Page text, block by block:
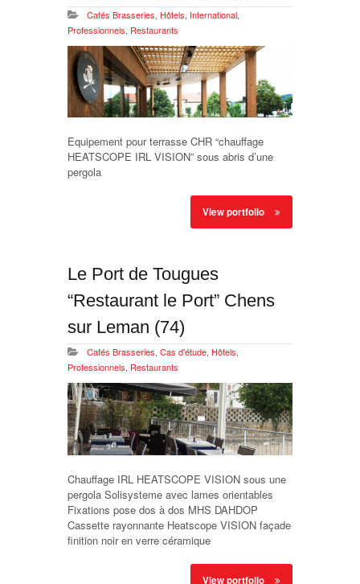
Cafés Brasseries, Hôtels, International,
Professionnels, Restaurants
Equipement pour terrasse CHR “chauffage
HEATSCOPE IRL VISION” sous abris d’une
pergola
View portfolio
Le Port de Tougues
“Restaurant le Port” Chens
sur Leman (74)
Cafés Brasseries, Cas d'étude, Hôtels,
Professionnels, Restaurants
Chauffage IRL HEATSCOPE VISION sous une
pergola Solisysteme avec lames orientables
Fixations pose dos à dos MHS DAHDOP
Cassette rayonnante Heatscope VISION façade
finition noir en verre céramique
View portfolio